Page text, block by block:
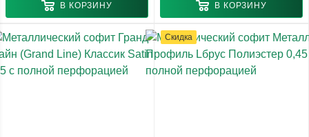
В КОРЗИНУ В КОРЗИНУ
Скидка